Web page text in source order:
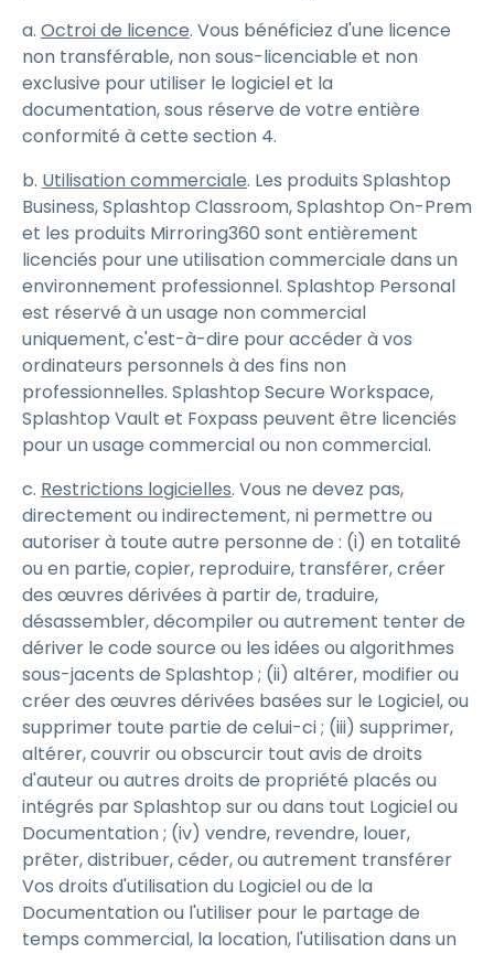
a. Octroi de licence. Vous bénéficiez d'une licence
non transférable, non sous-licenciable et non
exclusive pour utiliser le logiciel et la
documentation, sous réserve de votre entière
conformité à cette section 4.
b. Utilisation commerciale. Les produits Splashtop
Business, Splashtop Classroom, Splashtop On-Prem
et les produits Mirroring360 sont entièrement
licenciés pour une utilisation commerciale dans un
environnement professionnel. Splashtop Personal
est réservé à un usage non commercial
uniquement, c'est-à-dire pour accéder à vos
ordinateurs personnels à des fins non
professionnelles. Splashtop Secure Workspace,
Splashtop Vault et Foxpass peuvent être licenciés
pour un usage commercial ou non commercial.
c. Restrictions logicielles. Vous ne devez pas,
directement ou indirectement, ni permettre ou
autoriser à toute autre personne de : (i) en totalité
ou en partie, copier, reproduire, transférer, créer
des œuvres dérivées à partir de, traduire,
désassembler, décompiler ou autrement tenter de
dériver le code source ou les idées ou algorithmes
sous-jacents de Splashtop ; (ii) altérer, modifier ou
créer des œuvres dérivées basées sur le Logiciel, ou
supprimer toute partie de celui-ci ; (iii) supprimer,
altérer, couvrir ou obscurcir tout avis de droits
d'auteur ou autres droits de propriété placés ou
intégrés par Splashtop sur ou dans tout Logiciel ou
Documentation ; (iv) vendre, revendre, louer,
prêter, distribuer, céder, ou autrement transférer
Vos droits d'utilisation du Logiciel ou de la
Documentation ou l'utiliser pour le partage de
temps commercial, la location, l'utilisation dans un